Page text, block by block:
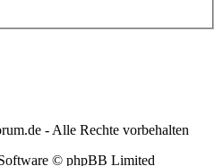
- Alle Rechte vorbehalten
© phpBB Limited